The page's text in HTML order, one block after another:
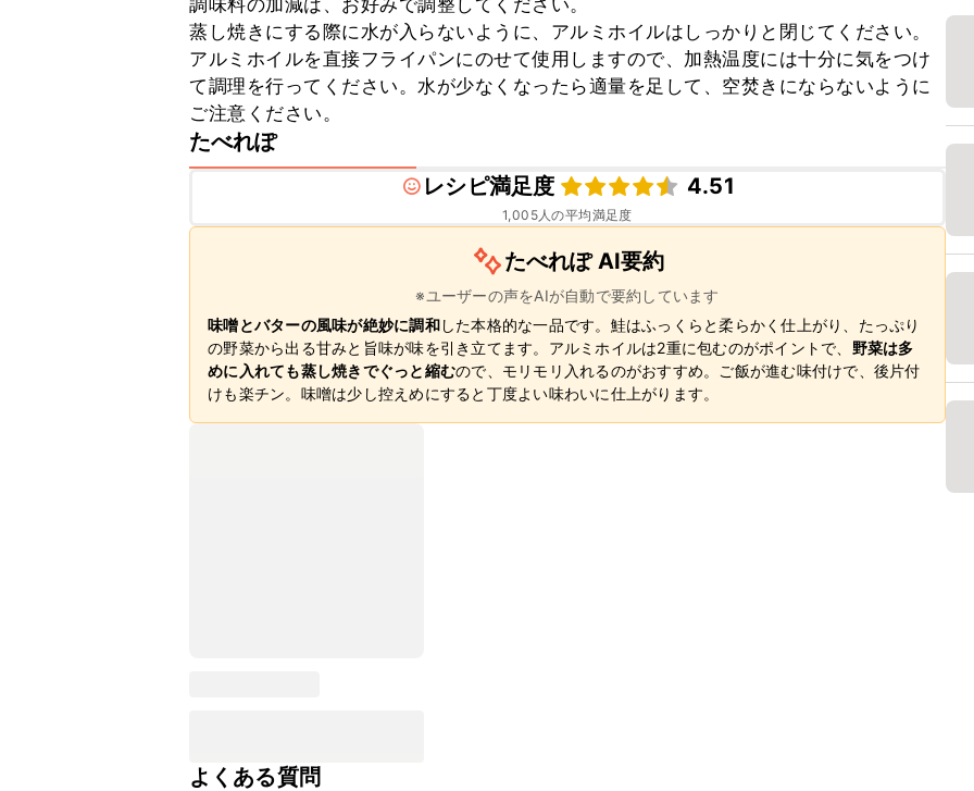
調味料の加減は、お好みで調整してください。
蒸し焼きにする際に水が入らないように、アルミホイルはしっかりと閉じてください。
アルミホイルを直接フライパンにのせて使用しますので、加熱温度には十分に気をつけ
て調理を行ってください。水が少なくなったら適量を足して、空焚きにならないように
ご注意ください。
たべれぽ
レシピ満足度
4.51
1,005人の平均満足度
たべれぽ AI要約
※ユーザーの声をAIが自動で要約しています
味噌とバターの風味が絶妙に調和した本格的な一品です。鮭はふっくらと柔らかく仕上がり、たっぷり
の野菜から出る甘みと旨味が味を引き立てます。アルミホイルは2重に包むのがポイントで、 野菜は多
めに入れても蒸し焼きでぐっと縮むので、モリモリ入れるのがおすすめ。ご飯が進む味付けで、後片付
けも楽チン。味噌は少し控えめにすると丁度よい味わいに仕上がります。
よくある質問